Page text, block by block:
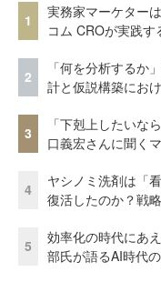
1
実務家マーケター
コム CROが実践す
2
「何を分析するか
計と仮説構築にお
3
「下剋上したいな
口義宏さんに聞く
4
ヤシノミ洗剤は「
復活したのか？戦
5
効率化の時代にあ
部氏が語るAI時代